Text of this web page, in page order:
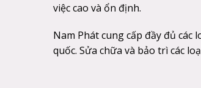
việc cao và ổn định.
Nam Phát cung cấp đầy đủ
quốc. Sửa chữa và bảo trì các